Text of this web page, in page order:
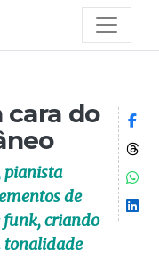
cara do
pianista
de
funk, criando
tonalidade